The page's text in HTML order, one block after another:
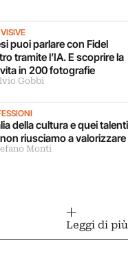
puoi parlare con Fidel
tramite l’IA. E scoprire la
in 200 fotografie
Gobbi
della cultura e quei talenti
riusciamo a valorizzare
Monti
Leggi di più